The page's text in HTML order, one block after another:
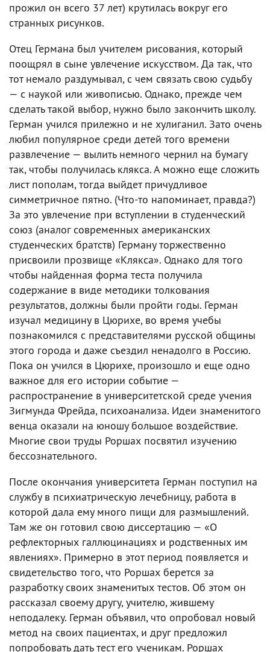
прожил он всего 37 лет) крутилась вокруг его
странных рисунков.
Отец Германа был учителем рисования, который
поощрял в сыне увлечение искусством. Да так, что
тот немало раздумывал, с чем связать свою судьбу
— с наукой или живописью. Однако, прежде чем
сделать такой выбор, нужно было закончить школу.
Герман учился прилежно и не хулиганил. Зато очень
любил популярное среди детей того времени
развлечение — вылить немного чернил на бумагу
так, чтобы получилась клякса. А можно еще сложить
лист пополам, тогда выйдет причудливое
симметричное пятно. (Что-то напоминает, правда?)
За это увлечение при вступлении в студенческий
союз (аналог современных американских
студенческих братств) Герману торжественно
присвоили прозвище «Клякса». Однако для того
чтобы найденная форма теста получила
содержание в виде методики толкования
результатов, должны были пройти годы. Герман
изучал медицину в Цюрихе, во время учебы
познакомился с представителями русской общины
этого города и даже съездил ненадолго в Россию.
Пока он учился в Цюрихе, произошло и еще одно
важное для его истории событие —
распространение в университетской среде учения
Зигмунда Фрейда, психоанализа. Идеи знаменитого
венца оказали на юношу большое воздействие.
Многие свои труды Роршах посвятил изучению
бессознательного.
После окончания университета Герман поступил на
службу в психиатрическую лечебницу, работа в
которой дала ему много пищи для размышлений.
Там же он готовил свою диссертацию — «О
рефлекторных галлюцинациях и родственных им
явлениях». Примерно в этот период появляется и
свидетельство того, что Роршах берется за
разработку своих знаменитых тестов. Об этом он
рассказал своему другу, учителю, жившему
неподалеку. Герман объявил, что опробовал новый
метод на своих пациентах, и друг предложил
попробовать дать тест его ученикам. Роршах